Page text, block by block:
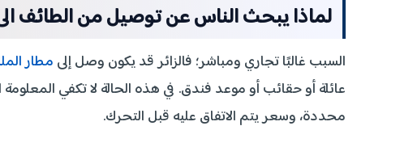
لماذا يبحث الناس عن توصيل من الطائف
السبب غالبًا تجاري ومباشر؛ فالزائر قد يكون وصل إلى مطار
عائلة أو حقائب أو موعد فندق. في هذه الحالة لا تكفي
محددة، وسعر يتم الاتفاق عليه قبل التحرك.